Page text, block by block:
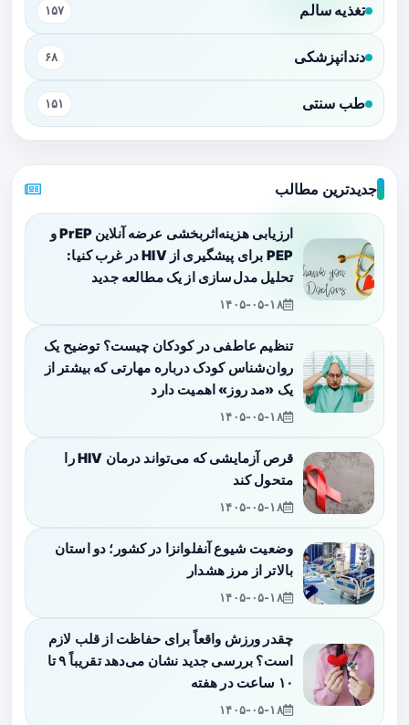
تغذیه سالم ۱۵۷
دندانپزشکی ۶۸
طب سنتی ۱۵۱
جدیدترین مطالب
ارزیابی هزینه‌اثربخشی عرضه آنلاین PrEP و
PEP برای پیشگیری از HIV در غرب کنیا:
تحلیل مدل‌سازی از یک مطالعه جدید
۱۴۰۵-۰۵-۱۸
تنظیم عاطفی در کودکان چیست؟ توضیح یک
روان‌شناس کودک درباره مهارتی که بیشتر از
یک «مد روز» اهمیت دارد
۱۴۰۵-۰۵-۱۸
قرص آزمایشی که می‌تواند درمان HIV را
متحول کند
۱۴۰۵-۰۵-۱۸
وضعیت شیوع آنفلوانزا در کشور؛ دو استان
بالاتر از مرز هشدار
۱۴۰۵-۰۵-۱۸
چقدر ورزش واقعاً برای حفاظت از قلب لازم
است؟ بررسی جدید نشان می‌دهد تقریباً ۹ تا
۱۰ ساعت در هفته
۱۴۰۵-۰۵-۱۸